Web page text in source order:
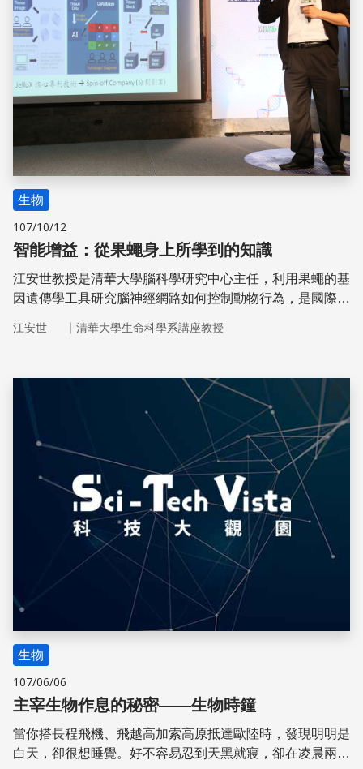
生物
107/10/12
智能增益：從果蠅身上所學到的知識
江安世教授是清華大學腦科學研究中心主任，利用果蠅的基
因遺傳學工具研究腦神經網路如何控制動物行為，是國際知
江安世 ｜ 清華大學生命科學系講座教授
儲存
生物
107/06/06
主宰生物作息的秘密——生物時鐘
當你搭長程飛機、飛越高加索高原抵達歐陸時，發現明明是
白天，卻很想睡覺。好不容易忍到天黑就寢，卻在凌晨兩點